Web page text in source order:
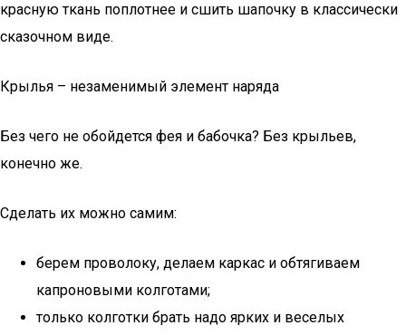
красную ткань поплотнее и сшить шапочку в классически
сказочном виде.
Крылья – незаменимый элемент наряда
Без чего не обойдется фея и бабочка? Без крыльев,
конечно же.
Сделать их можно самим:
берем проволоку, делаем каркас и обтягиваем
капроновыми колготами;
только колготки брать надо ярких и веселых